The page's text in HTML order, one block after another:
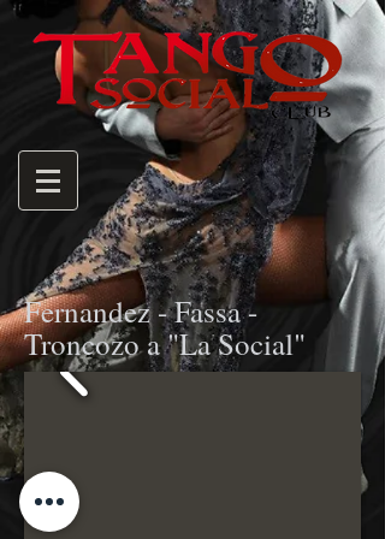
Fernandez - Fassa -
Troncozo a "La Social"